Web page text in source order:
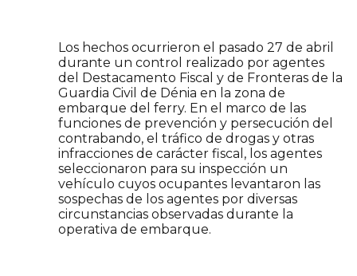
Los hechos ocurrieron el pasado 27 de abril
durante un control realizado por agentes
del Destacamento Fiscal y de Fronteras de la
Guardia Civil de Dénia en la zona de
embarque del ferry. En el marco de las
funciones de prevención y persecución del
contrabando, el tráfico de drogas y otras
infracciones de carácter fiscal, los agentes
seleccionaron para su inspección un
vehículo cuyos ocupantes levantaron las
sospechas de los agentes por diversas
circunstancias observadas durante la
operativa de embarque.